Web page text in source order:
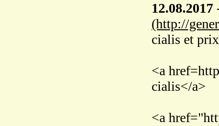
12.08.2017
(http://
cialis et
<a
cialis</a>
<a